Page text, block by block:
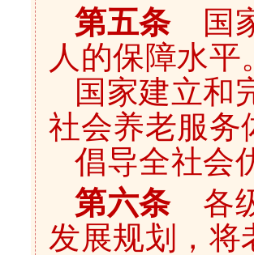
第五条国家
人的保障水平
国家建立和
社会养老服务
倡导全社会
第六条各级
发展规划，将